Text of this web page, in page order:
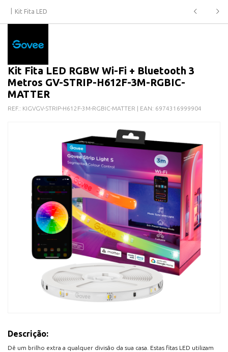
Kit Fita LED
Kit Fita LED RGBW Wi-Fi + Bluetooth 3
Metros GV-STRIP-H612F-3M-RGBIC-
MATTER
REF.: KIGVGV-STRIP-H612F-3M-RGBIC-MATTER | EAN: 6974316999904
Descrição:
Dê um brilho extra a qualquer divisão da sua casa. Estas fitas LED utilizam